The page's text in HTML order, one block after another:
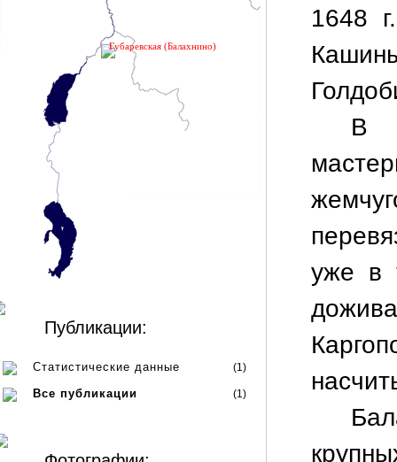
Губаревская (Балахнино)
Публикации:
Статистические данные (1)
Все публикации (1)
1648
В
уже в